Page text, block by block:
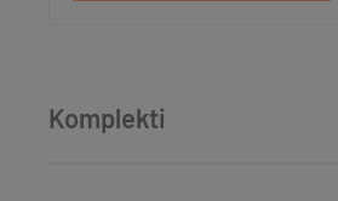
Komplekti